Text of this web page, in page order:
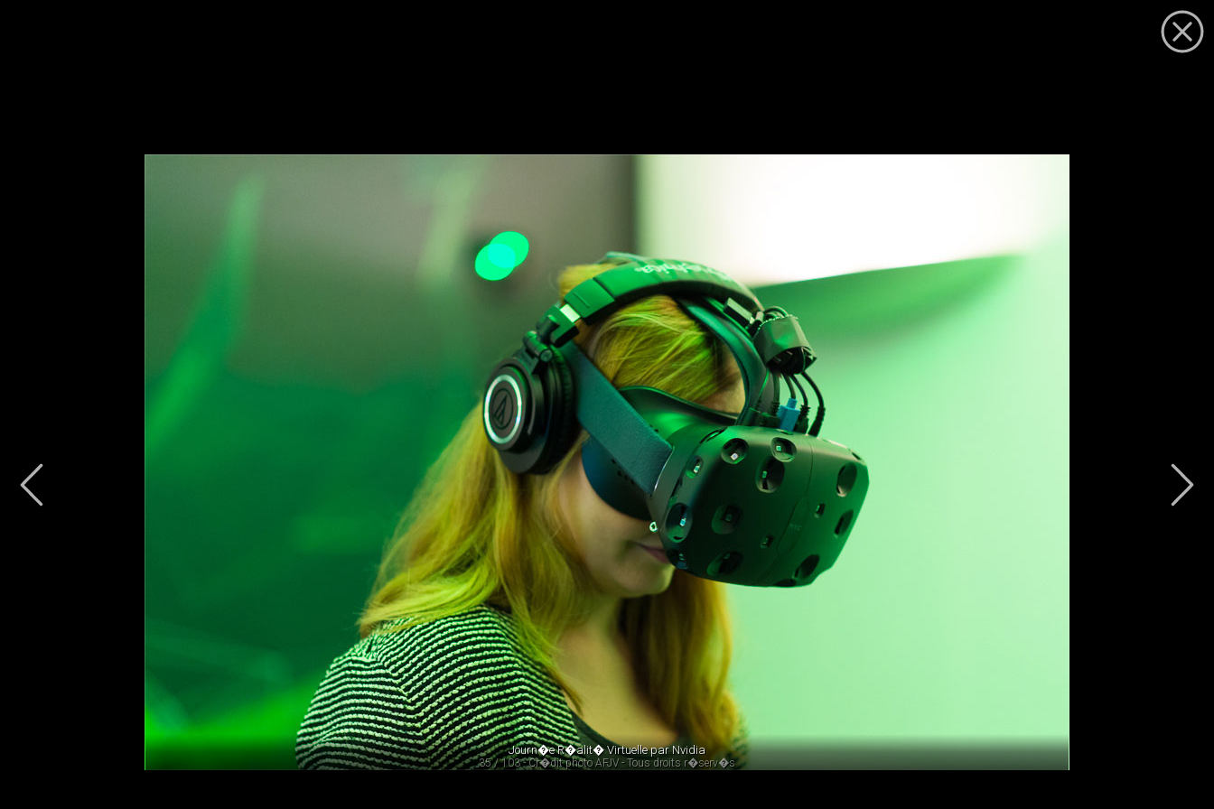
Journ�e R�alit� Virtuelle par Nvidia
35 / 103 - Cr�dit photo AFJV - Tous droits r�serv�s